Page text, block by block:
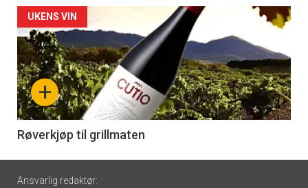
Forsiden
akkurat
nå
-
6
+
UKENS VIN
Røverkjøp til grillmaten
Footer
Ansvarlig redaktør: